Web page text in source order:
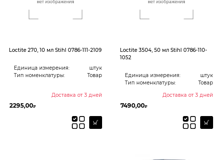
Loctite 270, 10 мл Stihl 0786-111-2109
Единица измерения:
штук
Тип номенклатуры:
Товар
Доставка от 3 дней
2295,00₽
Loctite 3504, 50 мл Stihl 0786-110-
1052
Единица измерения:
штук
Тип номенклатуры:
Товар
Доставка от 3 дней
7490,00₽